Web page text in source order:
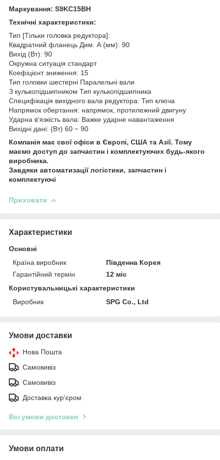
Маркування: S9KC15BH
Технічні характеристики:
Тип [Тільки головка редуктора]:
Квадратний фланець Дим. А (мм): 90
Вихід (Вт): 90
Окружна ситуація стандарт
Коефіцієнт зниження: 15
Тип головки шестерні Паралельні вали
З кулькопідшипником Тип кулькопідшипника
Специфікація вихідного вала редуктора: Тип ключа
Напрямок обертання: напрямок, протилежний двигуну
Ударна в'язкість вала: Важке ударне навантаження
Вихідні дані: (Вт) 60 ~ 90
Компанія має свої офіси в Європі, США та Азії. Тому
маємо доступ до запчастин і комплектуючих будь-якого
виробника.
Завдяки автоматизації логістики, запчастин і
комплектуючі
Приховати
Характеристики
Основні
Країна виробник
Південна Корея
Гарантійний термін
12 міс
Користувальницькі характеристики
Виробник
SPG Co., Ltd
Умови доставки
Нова Пошта
Самовивіз
Самовивіз
Доставка кур'єром
Всі умови доставки
Умови оплати